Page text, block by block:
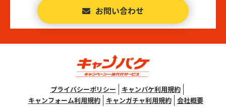
お問い合わせ
プライバシーポリシー
キャンパケ利用規約
キャンフォーム利用規約
キャンガチャ利用規約 会社概要